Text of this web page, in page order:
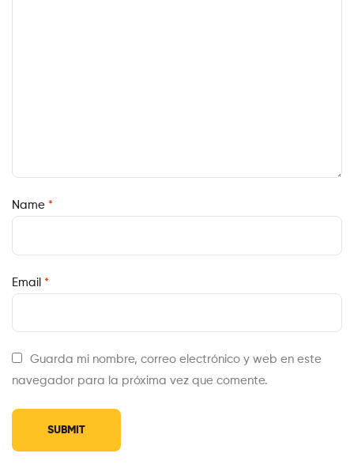
Name *
Email *
Guarda mi nombre, correo electrónico y web en este
navegador para la próxima vez que comente.